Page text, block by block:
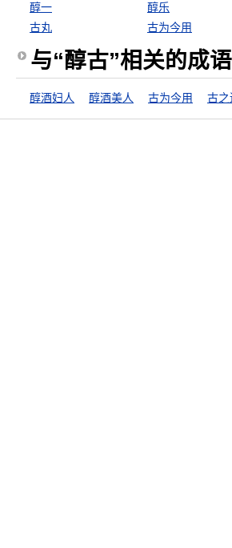
醇一 醇乐
古丸
古为今用
与“醇古”相关的成语
醇酒妇人 醇酒美人 古为今用 古之